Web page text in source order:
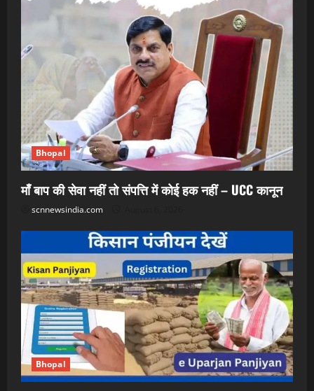
Bhopal
माँ बाप की सेवा नहीं तो संपत्ति में कोई हक नहीं – UCC कानून
scnnewsindia.com
Bhopal